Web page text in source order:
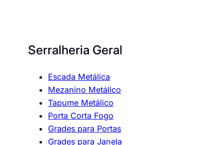
Serralheria Geral
Escada Metálica
Mezanino Metálico
Tapume Metálico
Porta Corta Fogo
Grades para Portas
Grades para Janela